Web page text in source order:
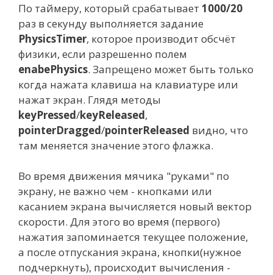
По таймеру, который срабатывает 1000/20
раз в секунду выполняется задание
PhysicsTimer, которое производит обсчёт
физики, если разрешенно полем
enabePhysics. Запрещено может быть только
когда нажата клавиша на клавиатуре или
нажат экран. Глядя методы
keyPressed/keyReleased,
pointerDragged/pointerReleased видно, что
там меняется значение этого флажка.
Во время движения мячика "руками" по
экрану, не важно чем - кнопками или
касанием экрана вычисляется новый вектор
скорости. Для этого во время (первого)
нажатия запоминается текущее положение,
а после отпускания экрана, кнопки(нужное
подчеркнуть), происходит вычисления -